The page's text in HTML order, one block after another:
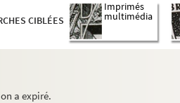
CIBLÉES
Imprimés
multimédia
a expiré.